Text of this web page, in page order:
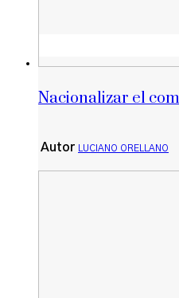
Nacionalizar el
Autor LUCIANO ORELLANO